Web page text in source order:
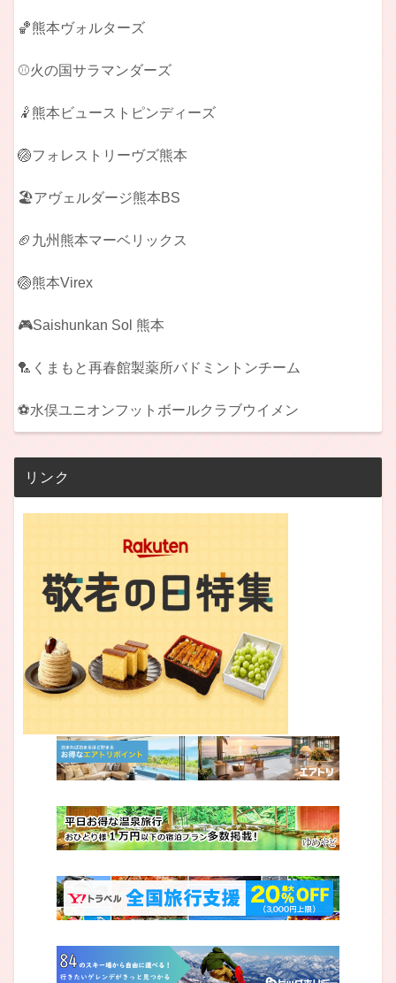
🏀熊本ヴォルターズ
⚾火の国サラマンダーズ
🤾熊本ビューストピンディーズ
🏐フォレストリーヴズ熊本
🏖️アヴェルダージ熊本BS
🏈九州熊本マーベリックス
🏐熊本Virex
🎮Saishunkan Sol 熊本
🏸くまもと再春館製薬所バドミントンチーム
⚽水俣ユニオンフットボールクラブウイメン
リンク